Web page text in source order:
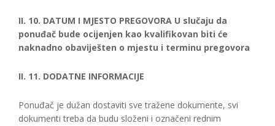
II. 10. DATUM I MJESTO PREGOVORA U slučaju da
ponuđač bude ocijenjen kao kvalifikovan biti će
naknadno obaviješten o mjestu i terminu pregovora
II. 11. DODATNE INFORMACIJE
Ponuđač je dužan dostaviti sve tražene dokumente, svi
dokumenti treba da budu složeni i označeni rednim